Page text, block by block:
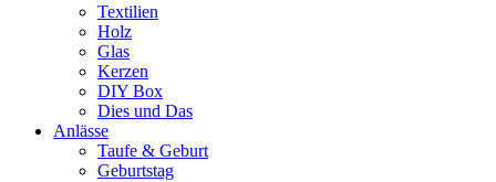
Textilien
Holz
Glas
Kerzen
DIY Box
Dies und Das
Anlässe
Taufe & Geburt
Geburtstag